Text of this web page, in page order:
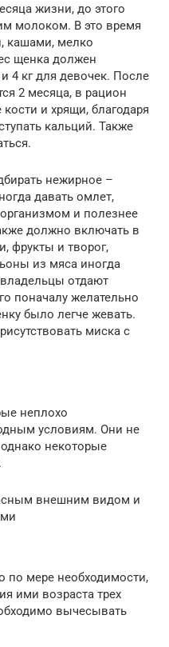
жизни, до этого
молоком. В это время
кашами, мелко
щенка должен
4 кг для девочек. После
2 месяца, в рацион
и хрящи, благодаря
кальций. Также
нежирное –
давать омлет,
и полезнее
должно включать в
фрукты и творог,
из мяса иногда
отдают
поначалу желательно
было легче жевать.
миска с
неплохо
условиям. Они не
некоторые
внешним видом и
по мере необходимости,
ими возраста трех
вычесывать